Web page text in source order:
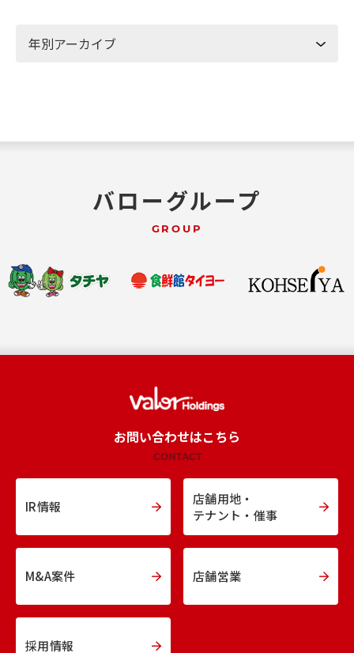
バローグループ
GROUP
お問い合わせはこちら
CONTACT
IR情報
店舗用地・
テナント・催事
M&A案件 店舗営業
採用情報